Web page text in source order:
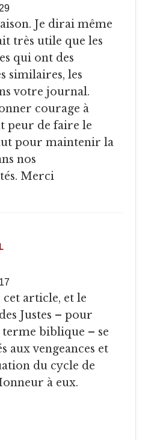
très utile que les
qui ont des
similaires, les
votre journal.
courage à
peur de faire le
pour maintenir la
nos
Merci
Justes – pour
biblique – se
aux vengeances et
du cycle de
à eux.